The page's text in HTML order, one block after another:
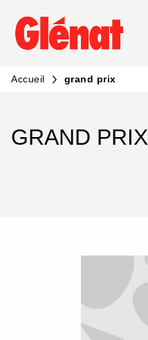
MENU RECHERCHE
PIED DE PAGE
Accueil grand prix
GRAND PRIX